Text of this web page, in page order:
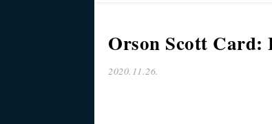
Orson Scott Card:
2020.11.26.